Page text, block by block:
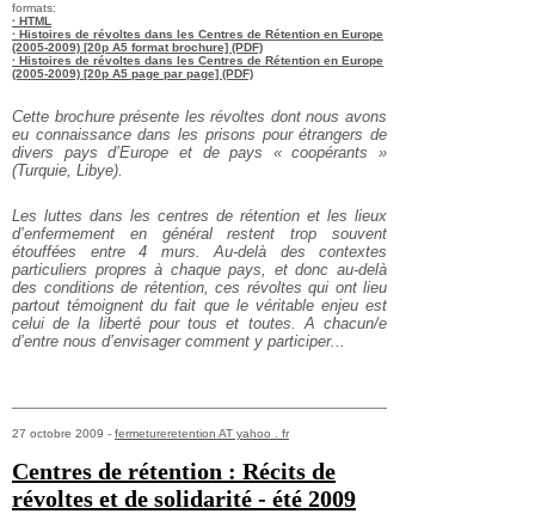
formats:
· HTML
· Histoires de révoltes dans les Centres de Rétention en Europe
(2005-2009) [20p A5 format brochure] (PDF)
· Histoires de révoltes dans les Centres de Rétention en Europe
(2005-2009) [20p A5 page par page] (PDF)
Cette brochure présente les révoltes dont nous avons
eu connaissancedans les prisons pour étrangers de
divers pays d’Europe et de pays « coopérants »
(Turquie, Libye).
Les luttes dans les centres de rétention et les lieux
d’enfermement en général restent trop souvent
étouffées entre 4 murs. Au-delà des contextes
particuliers propres à chaque pays, et donc au-delà
des conditions de rétention, ces révoltes qui ont lieu
partout témoignent du fait que le véritable enjeu est
celui de la liberté pour tous et toutes. A chacun/e
d’entre nous d’envisager comment y participer...
27 octobre 2009 - fermetureretention AT yahoo . fr
Centres de rétention : Récits de
révoltes et de solidarité - été 2009